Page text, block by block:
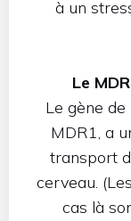
à un
Le
Le gène
MDR1, a
transport
cerveau.
cas là